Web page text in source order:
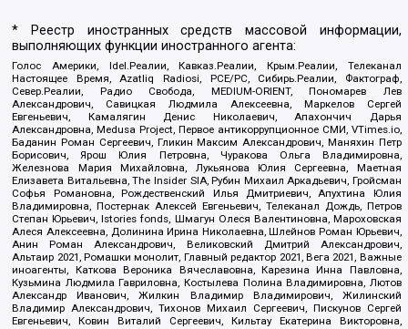
* Реестр иностранных средств массовой информации,
выполняющих функции иностранного агента:
Голос Америки, Idel.Реалии, Кавказ.Реалии, Крым.Реалии, Телеканал
Настоящее Время, Azatliq Radiosi, PCE/PC, Сибирь.Реалии, Фактограф,
Север.Реалии, Радио Свобода, MEDIUM-ORIENT, Пономарев Лев
Александрович, Савицкая Людмила Алексеевна, Маркелов Сергей
Евгеньевич, Камалягин Денис Николаевич, Апахончич Дарья
Александровна, Medusa Project, Первое антикоррупционное СМИ, VTimes.io,
Баданин Роман Сергеевич, Гликин Максим Александрович, Маняхин Петр
Борисович, Ярош Юлия Петровна, Чуракова Ольга Владимировна,
Железнова Мария Михайловна, Лукьянова Юлия Сергеевна, Маетная
Елизавета Витальевна, The Insider SIA, Рубин Михаил Аркадьевич, Гройсман
Софья Романовна, Рождественский Илья Дмитриевич, Апухтина Юлия
Владимировна, Постернак Алексей Евгеньевич, Телеканал Дождь, Петров
Степан Юрьевич, Istories fonds, Шмагун Олеся Валентиновна, Мароховская
Алеся Алексеевна, Долинина Ирина Николаевна, Шлейнов Роман Юрьевич,
Анин Роман Александрович, Великовский Дмитрий Александрович,
Альтаир 2021, Ромашки монолит, Главный редактор 2021, Вега 2021, Важные
иноагенты, Каткова Вероника Вячеславовна, Карезина Инна Павловна,
Кузьмина Людмила Гавриловна, Костылева Полина Владимировна, Лютов
Александр Иванович, Жилкин Владимир Владимирович, Жилинский
Владимир Александрович, Тихонов Михаил Сергеевич, Пискунов Сергей
Евгеньевич, Ковин Виталий Сергеевич, Кильтау Екатерина Викторовна,